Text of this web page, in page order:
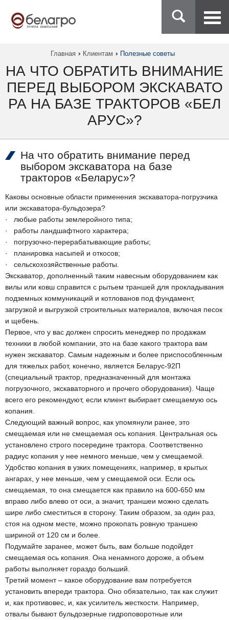
Главная Клиентам Полезные советы
НА ЧТО ОБРАТИТЬ ВНИМАНИЕ
ПЕРЕД ВЫБОРОМ ЭКСКАВАТО
РА НА БАЗЕ ТРАКТОРОВ «БЕЛ
АРУС»?
На что обратить внимание перед
выбором экскаватора на базе
тракторов «Беларус»?
Каковы основные области применения экскаватора-погрузчика
или экскаватора-бульдозера?
· любые работы землеройного типа;
· работы ландшафтного характера;
· погрузочно-перерабатывающие работы;
· планировка насыпей и откосов;
· сельскохозяйственные работы.
Экскаватор, дополненный таким навесным оборудованием как
вилы или ковш справится с рытьем траншей для прокладывания
подземных коммуникаций и котлованов под фундамент,
загрузкой и выгрузкой строительных материалов, включая песок
и щебень.
Первое, что у вас должен спросить менеджер по продажам
техники в любой компании, это на базе какого трактора вам
нужен экскаватор. Самым надежным и более приспособленным
для тяжелых работ, конечно, является Беларус-92П
(специальный трактор, предназначенный для монтажа
погрузочного, экскаваторного и прочего оборудования). Чаще
всего его рекомендуют, если клиент выбирает смещаемую ось
копания.
Следующий важный вопрос, как упомянули ранее, это
смещаемая или не смещаемая ось копания. Центральная ось
установлено строго посередине трактора. Соответственно
радиус копания у нее немного меньше, чем у смещаемой.
Удобство копания в узких помещениях, например, в крытых
ангарах, у нее меньше, чем у смещаемой оси. Если ось
смещаемая, то она смещается как правило на 600-650 мм
вправо либо влево от оси, а значит, траншеи можно сделать
шире либо сместиться в сторону. Таким образом, за один раз,
стоя на одном месте, можно прокопать ровную траншею
шириной от 120 см и более.
Подумайте заранее, может быть, вам больше подойдет
смещаемая ось копания. Она ненамного дороже, а объем
работы выполняет гораздо больший.
Третий момент – какое оборудование вам потребуется
установить впереди трактора. Оно обязательно, так как служит
и, как противовес, и, как усилитель жесткости. Например,
отвалы бывают бульдозерные гидроповоротные или